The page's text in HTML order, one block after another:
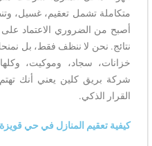
متكاملة تشمل تعقيم، غسيل،
أصبح من الضروري الاعتماد على
نتائج. نحن لا ننظف فقط، بل
خزانات، سجاد، وموكيت،
شركة بريق كلين يعني أنك
القرار الذكي.
كيفية تعقيم المنازل في حي قويزة